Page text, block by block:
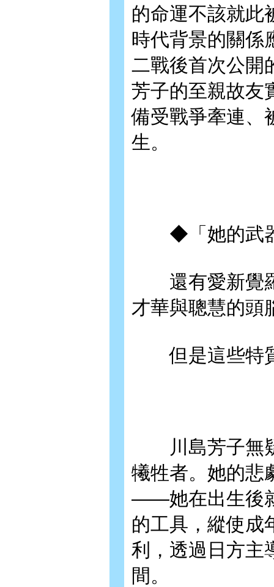
的命運不該就此
時代背景的關係
二戰後首次公開
芳子的至親故友
備受戰爭牽連、
生。
◆「她的武器
還有愛新覺羅
才華與聰慧的頭
但是這些特質
川島芳子無疑
犧牲者。她的悲
——她在出生後
的工具，縱使成
利，透過日方主
間。